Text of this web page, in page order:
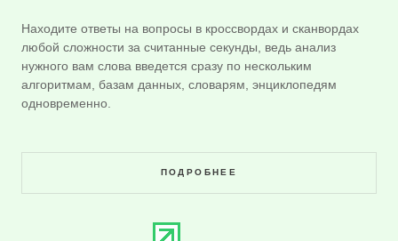
Находите ответы на вопросы в кроссвордах и сканвордах
любой сложности за считанные секунды, ведь анализ
нужного вам слова введется сразу по нескольким
алгоритмам, базам данных, словарям, энциклопедям
одновременно.
ПОДРОБНЕЕ